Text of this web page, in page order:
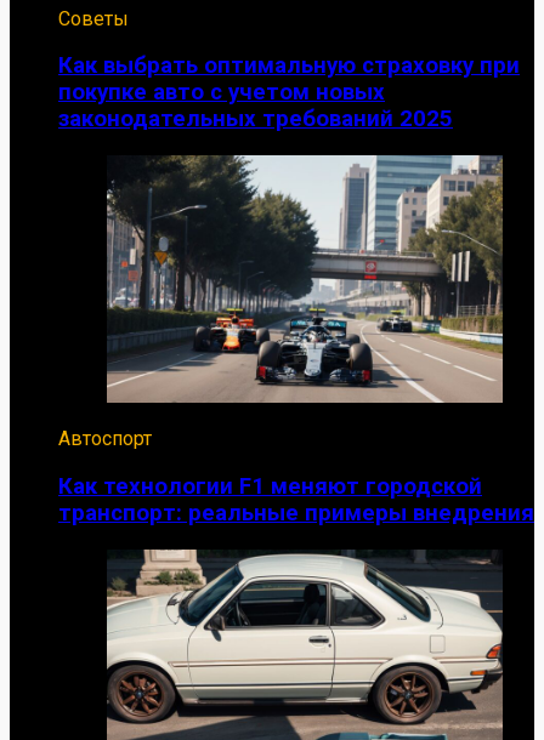
Советы
Как выбрать оптимальную страховку при
покупке авто с учетом новых
законодательных требований 2025
Автоспорт
Как технологии F1 меняют городской
транспорт: реальные примеры внедрения